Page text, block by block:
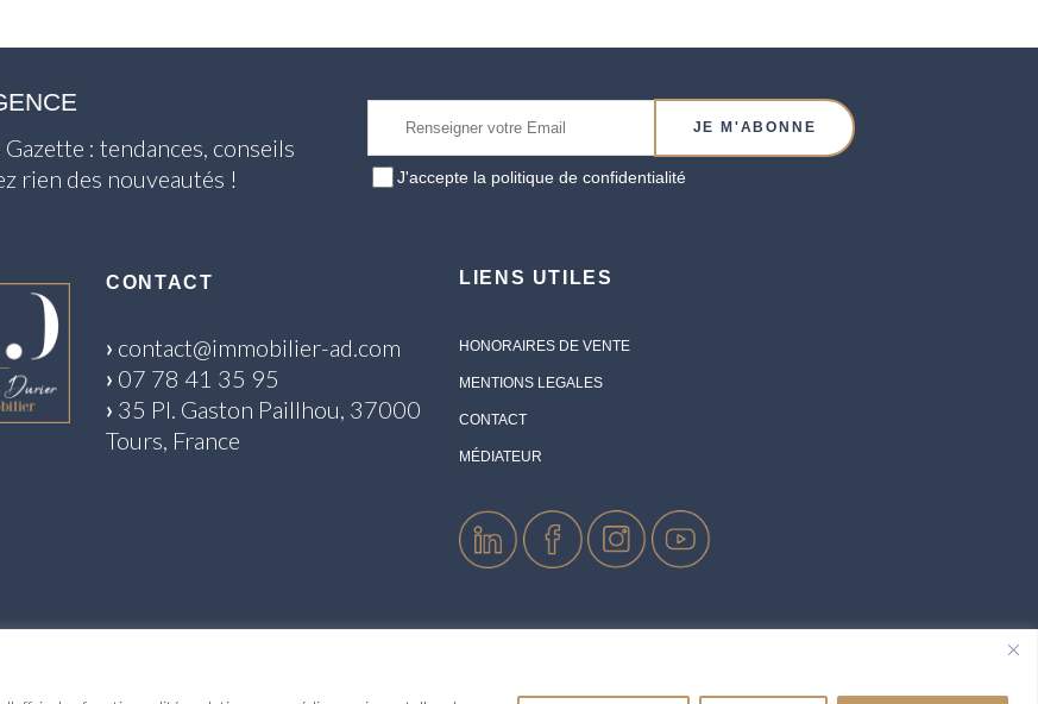
: tendances, conseils
rien des nouveautés !
J'accepte la politique de confidentialité
CONTACT
› contact@immobilier-ad.com
› 07 78 41 35 95
› 35 Pl. Gaston Paillhou, 37000
Tours, France
LIENS UTILES
HONORAIRES DE VENTE
MENTIONS LEGALES
CONTACT
MÉDIATEUR
N° CPI 3701 2023 000 000 002 délivrée par la CCI de Tours - Garant AIG EUROPE SA Tours CBX 1, Passerelle des Reflets 92400 COURBEVOIE